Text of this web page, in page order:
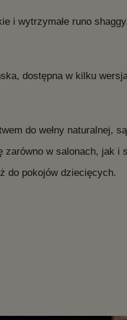
i wytrzymałe runo
dostępna w kilku
do wełny naturalnej,
w salonach, jak i
do pokojów dziecięcych.